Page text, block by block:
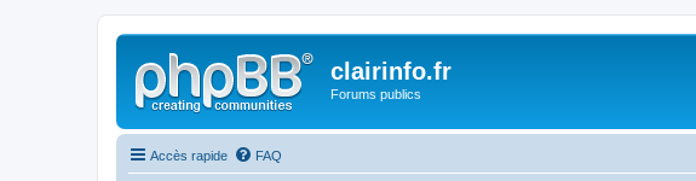
clairinfo.fr
Forums publics
Accès rapide FAQ